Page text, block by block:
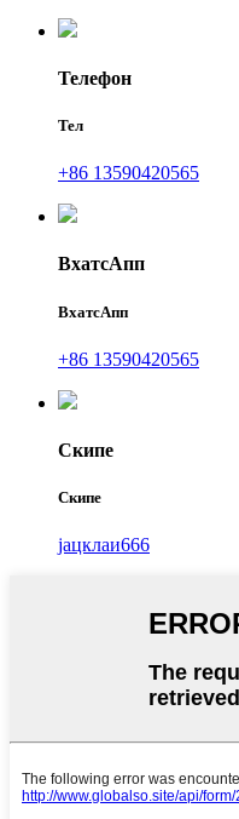
Телефон
Тел
+86 13590420565
ВхатсАпп
ВхатсАпп
+86 13590420565
Скипе
Скипе
јацклаи666